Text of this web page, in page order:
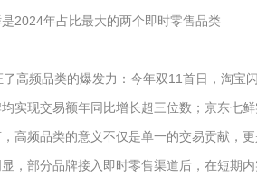
2024年占比最大的两个即时零售品类
高频品类的爆发力：今年双11首日，淘宝
均实现交易额年同比增长超三位数；京东
高频品类的意义不仅是单一的交易贡献，
，部分品牌接入即时零售渠道后，在短期